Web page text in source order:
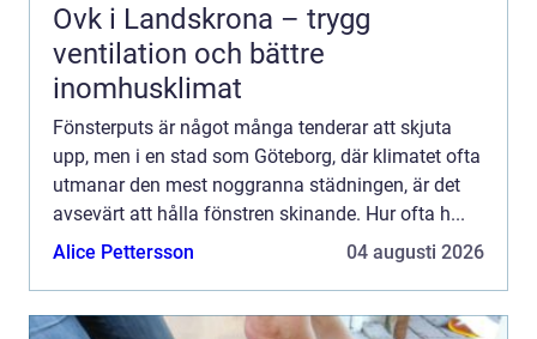
Ovk i Landskrona – trygg
ventilation och bättre
inomhusklimat
Fönsterputs är något många tenderar att skjuta
upp, men i en stad som Göteborg, där klimatet ofta
utmanar den mest noggranna städningen, är det
avsevärt att hålla fönstren skinande. Hur ofta h...
Alice Pettersson
04 augusti 2026